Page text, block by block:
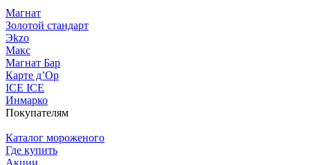
Магнат
Золотой стандарт
Эkzо
Макс
Магнат Бар
Карте д’Ор
ICE ICE
Инмарко
Покупателям
Каталог мороженого
Где купить
Акции